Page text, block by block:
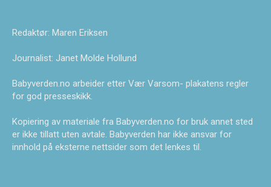
Redaktør: Maren Eriksen
Journalist: Janet Molde Hollund
Babyverden.no arbeider etter Vær Varsom- plakatens regler
for god presseskikk.
Kopiering av materiale fra Babyverden.no for bruk annet sted
er ikke tillatt uten avtale. Babyverden har ikke ansvar for
innhold på eksterne nettsider som det lenkes til.